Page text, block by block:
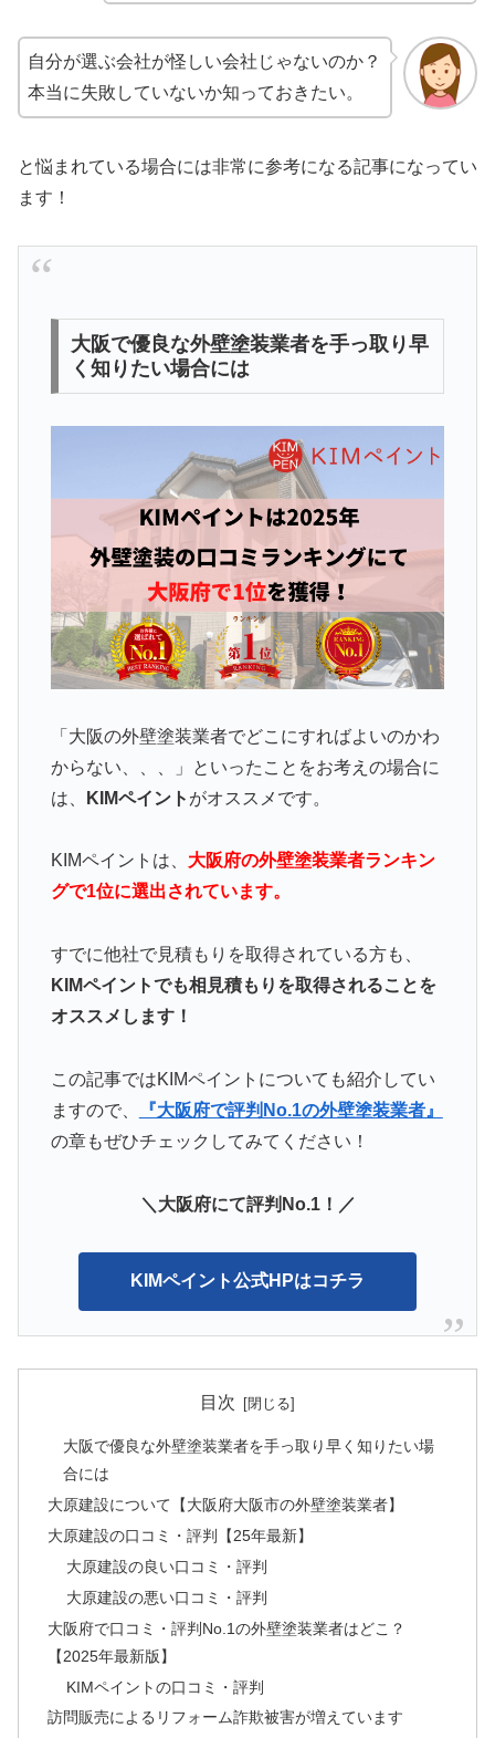
自分が選ぶ会社が怪しい会社じゃないのか？
本当に失敗していないか知っておきたい。
と悩まれている場合には非常に参考になる記事になってい
ます！
大阪で優良な外壁塗装業者を手っ取り早
く知りたい場合には
「大阪の外壁塗装業者でどこにすればよいのかわ
からない、、、」といったことをお考えの場合に
は、
KIMペイント がオススメです。
KIMペイントは、 大阪府の外壁塗装業者ランキン
グで1位に選出されています。
すでに他社で見積もりを取得されている方も、
KIMペイントでも相見積もりを取得されることを
オススメします！
この記事ではKIMペイントについても紹介してい
ますので、
『大阪府で評判No.1の外壁塗装業者』
の章もぜひチェックしてみてください！
＼大阪府にて評判No.1！／
KIMペイント公式HPはコチラ
目次
大阪で優良な外壁塗装業者を手っ取り早く知りたい場
合には
大原建設について【大阪府大阪市の外壁塗装業者】
大原建設の口コミ・評判【25年最新】
大原建設の良い口コミ・評判
大原建設の悪い口コミ・評判
大阪府で口コミ・評判No.1の外壁塗装業者はどこ？
【2025年最新版】
KIMペイントの口コミ・評判
訪問販売によるリフォーム詐欺被害が増えています